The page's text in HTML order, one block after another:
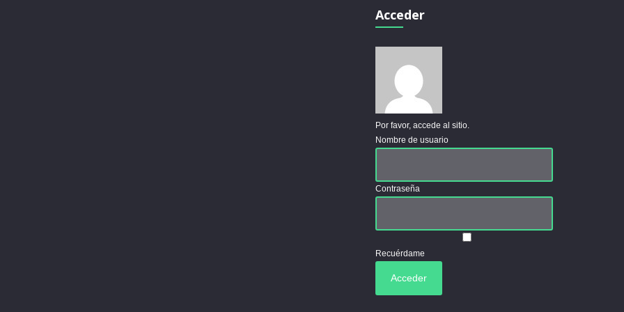
Acceder
Por favor, accede al sitio.
Nombre de usuario
Contraseña
Recuérdame